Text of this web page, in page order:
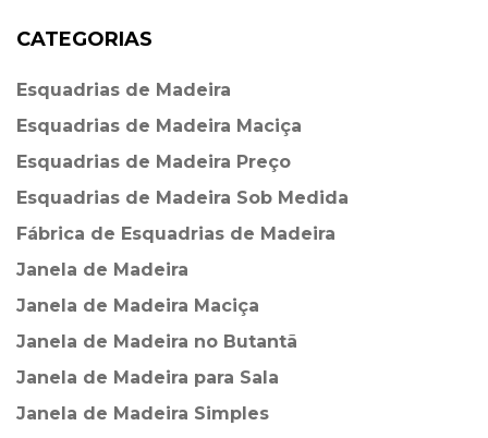
CATEGORIAS
Esquadrias de Madeira⁠
Esquadrias de Madeira Maciça
Esquadrias de Madeira Preço
Esquadrias de Madeira Sob Medida
Fábrica de Esquadrias de Madeira
Janela de Madeira
Janela de Madeira Maciça
Janela de Madeira no Butantã
Janela de Madeira para Sala
Janela de Madeira Simples